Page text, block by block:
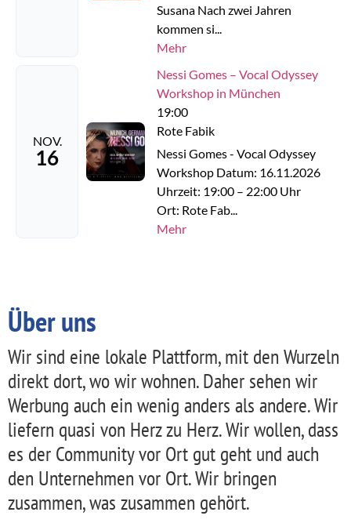
Susana Nach zwei Jahren
kommen si...
Mehr
NOV.
16
Nessi Gomes – Vocal Odyssey
Workshop in München
19:00
Rote Fabik
Nessi Gomes - Vocal Odyssey
Workshop Datum: 16.11.2026
Uhrzeit: 19:00 – 22:00 Uhr
Ort: Rote Fab...
Mehr
Über uns
Wir sind eine lokale Plattform, mit den Wurzeln
direkt dort, wo wir wohnen. Daher sehen wir
Werbung auch ein wenig anders als andere. Wir
liefern quasi von Herz zu Herz. Wir wollen, dass
es der Community vor Ort gut geht und auch
den Unternehmen vor Ort. Wir bringen
zusammen, was zusammen gehört.